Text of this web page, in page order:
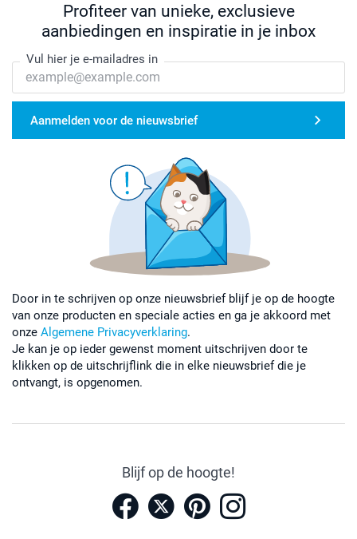
Profiteer van unieke, exclusieve
aanbiedingen en inspiratie in je inbox
Vul hier je e-mailadres in
Aanmelden voor de nieuwsbrief
Door in te schrijven op onze nieuwsbrief blijf je op de hoogte
van onze producten en speciale acties en ga je akkoord met
onze Algemene Privacyverklaring.
Je kan je op ieder gewenst moment uitschrijven door te
klikken op de uitschrijflink die in elke nieuwsbrief die je
ontvangt, is opgenomen.
Blijf op de hoogte!